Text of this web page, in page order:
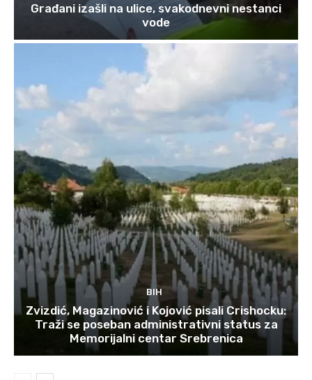
Građani izašli na ulice, svakodnevni nestanci
vode
BIH
Zvizdić, Magazinović i Kojović pisali Crishocku:
Traži se poseban administrativni status za
Memorijalni centar Srebrenica